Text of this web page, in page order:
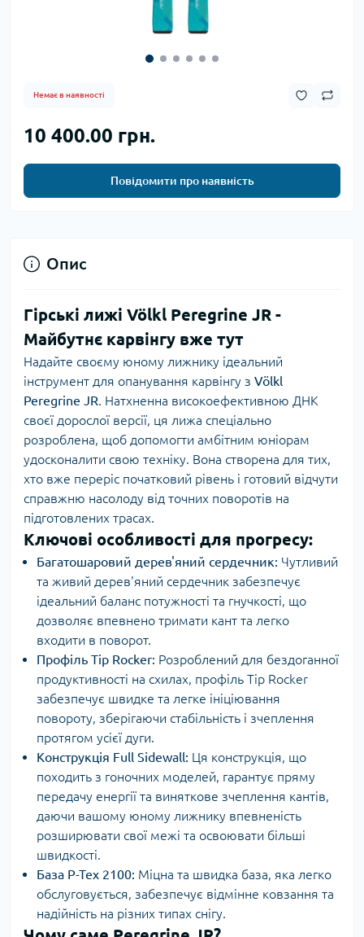
Немає в наявності
10 400.00 грн.
Повідомити про наявність
Опис
Гірські лижі Völkl Peregrine JR -
Майбутнє карвінгу вже тут
Надайте своєму юному лижнику ідеальний
інструмент для опанування карвінгу з Völkl
Peregrine JR. Натхненна високоефективною ДНК
своєї дорослої версії, ця лижа спеціально
розроблена, щоб допомогти амбітним юніорам
удосконалити свою техніку. Вона створена для тих,
хто вже переріс початковий рівень і готовий відчути
справжню насолоду від точних поворотів на
підготовлених трасах.
Ключові особливості для прогресу:
Багатошаровий дерев'яний сердечник: Чутливий
та живий дерев'яний сердечник забезпечує
ідеальний баланс потужності та гнучкості, що
дозволяє впевнено тримати кант та легко
входити в поворот.
Профіль Tip Rocker: Розроблений для бездоганної
продуктивності на схилах, профіль Tip Rocker
забезпечує швидке та легке ініціювання
повороту, зберігаючи стабільність і зчеплення
протягом усієї дуги.
Конструкція Full Sidewall: Ця конструкція, що
походить з гоночних моделей, гарантує пряму
передачу енергії та виняткове зчеплення кантів,
даючи вашому юному лижнику впевненість
розширювати свої межі та освоювати більші
швидкості.
База P-Tex 2100: Міцна та швидка база, яка легко
обслуговується, забезпечує відмінне ковзання та
надійність на різних типах снігу.